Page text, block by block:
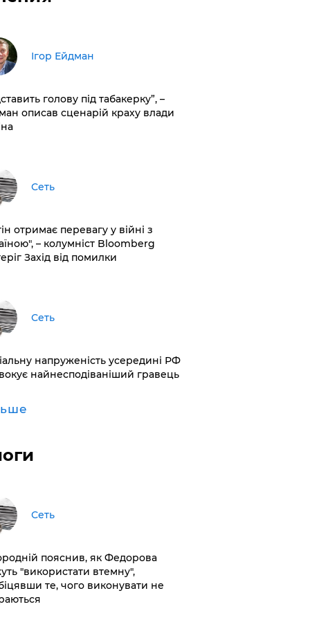
Ігор Ейдман
голову під табакерку”, –
описав сценарій краху влади
Сеть
отримає перевагу у війні з
– колумніст Bloomberg
Захід від помилки
Сеть
напруженість усередині РФ
найнесподіваніший гравець
Сеть
пояснив, як Федорова
"використати втемну",
те, чого виконувати не